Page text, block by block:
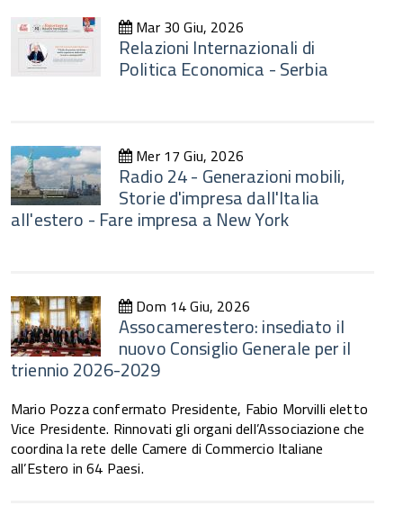
Mar 30 Giu, 2026
Relazioni Internazionali di
Politica Economica - Serbia
Mer 17 Giu, 2026
Radio 24 - Generazioni mobili,
Storie d'impresa dall'Italia
all'estero - Fare impresa a New York
Dom 14 Giu, 2026
Assocamerestero: insediato il
nuovo Consiglio Generale per il
triennio 2026-2029
Mario Pozza confermato Presidente, Fabio Morvilli eletto
Vice Presidente. Rinnovati gli organi dell’Associazione che
coordina la rete delle Camere di Commercio Italiane
all’Estero in 64 Paesi.